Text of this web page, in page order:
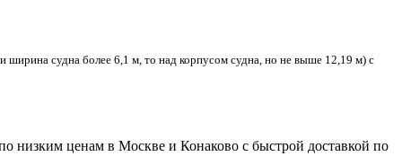
ширина судна более 6,1 м, то над корпусом судна, но не выше 12,19 м) с
низким ценам в Москве и Конаково с быстрой доставкой по